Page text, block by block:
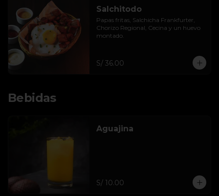
Salchitodo
Papas fritas, Salchicha Frankfurter,
Chorizo Regional, Cecina y un huevo
montado.
S/ 36.00
Bebidas
Aguajina
S/ 10.00